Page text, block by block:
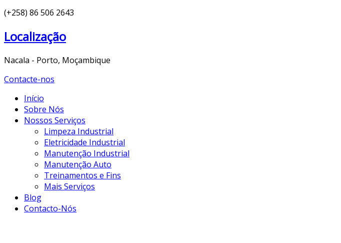
(+258) 86 506 2643
Localização
Nacala - Porto, Moçambique
Contacte-nos
Início
Sobre Nós
Nossos Serviços
Limpeza Industrial
Eletricidade Industrial
Manutenção Industrial
Manutenção Auto
Treinamentos e Fins
Mais Serviços
Blog
Contacto-Nós